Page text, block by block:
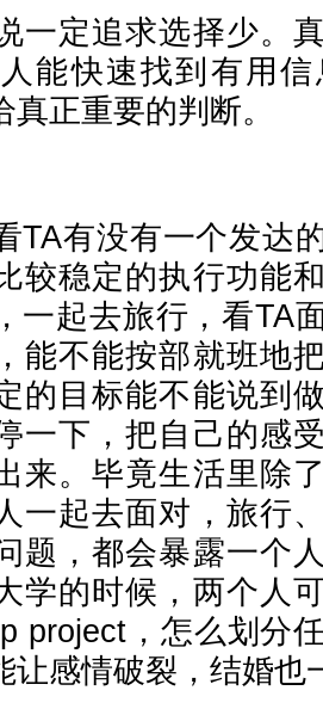
一定追求选择少。
能快速找到有用
正重要的判断。
TA有没有一个发达
较稳定的执行功能
一起去旅行，看TA
能不能按部就班地
的目标能不能说到
一下，把自己的感
来。毕竟生活里除
一起去面对，旅行
题，都会暴露一个
学的时候，两个人
project，怎么划分
让感情破裂，结婚也